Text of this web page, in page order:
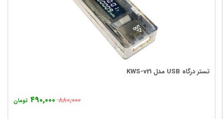
تستر درگاه USB مدل KWS-v21
۸۸۰,۰۰۰ ۴۹۰,۰۰۰ تومان